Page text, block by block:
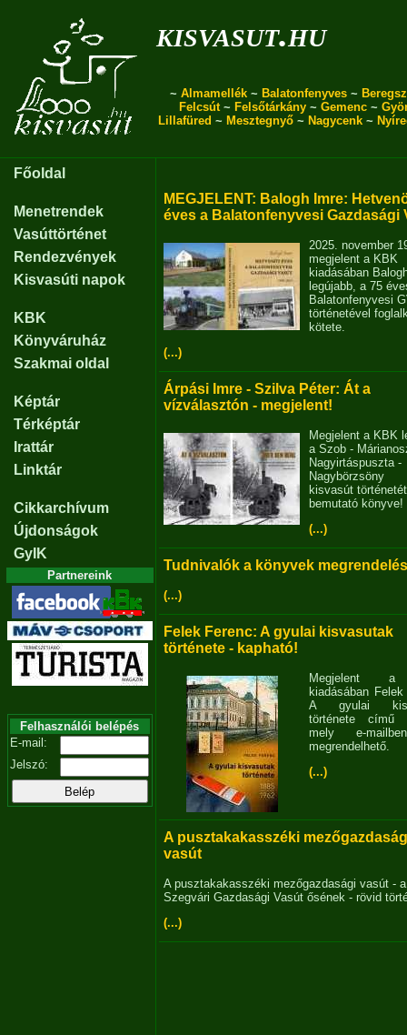
kisvasut.hu
~ Almamellék ~ Balatonfenyves ~
Felcsút~ Felsőtárkány ~ Gemenc ~
Lillafüred ~ Mesztegnyő ~ Nagycenk ~
Főoldal
Menetrendek
Vasúttörténet
Rendezvények
Kisvasúti napok
KBK
Könyváruház
Szakmai oldal
Képtár
Térképtár
Irattár
Linktár
Cikkarchívum
Újdonságok
GyIK
Partnereink
Felhasználói belépés
E-mail:
Jelszó:
MEGJELENT: Balogh Imre:
éves a Balatonfenyvesi Gazdasági
2025. november
megjelent a KBK
kiadásában
legújabb, a 75
Balatonfenyvesi
történetével
kötete.
(...)
Árpási Imre - Szilva Péter: Át a
vízválasztón - megjelent!
Megjelent a KBK
a Szob -
Nagyirtáspuszta -
Nagybörzsöny
kisvasút történetét
bemutató könyve!
(...)
Tudnivalók a könyvek
(...)
Felek Ferenc: A gyulai kisvasutak
története - kapható!
Megjelent
kiadásában
A gyulai
története című
mely e-
megrendelhető.
(...)
A pusztakakasszéki
vasút
A pusztakakasszéki mezőgazdasági vasút - a
Szegvári Gazdasági Vasút ősének - rövid
(...)